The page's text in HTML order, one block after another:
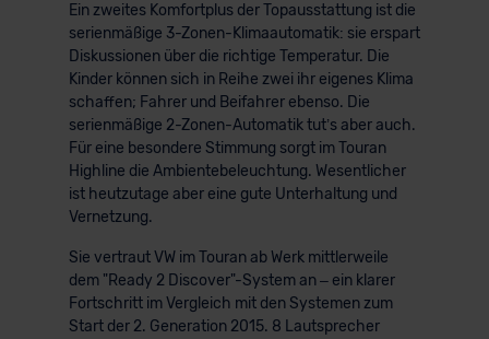
Ein zweites Komfortplus der Topausstattung ist die
serienmäßige 3-Zonen-Klimaautomatik: sie erspart
Diskussionen über die richtige Temperatur. Die
Kinder können sich in Reihe zwei ihr eigenes Klima
schaffen; Fahrer und Beifahrer ebenso. Die
serienmäßige 2-Zonen-Automatik tut’s aber auch.
Für eine besondere Stimmung sorgt im Touran
Highline die Ambientebeleuchtung. Wesentlicher
ist heutzutage aber eine gute Unterhaltung und
Vernetzung.
Sie vertraut VW im Touran ab Werk mittlerweile
dem "Ready 2 Discover"-System an – ein klarer
Fortschritt im Vergleich mit den Systemen zum
Start der 2. Generation 2015. 8 Lautsprecher